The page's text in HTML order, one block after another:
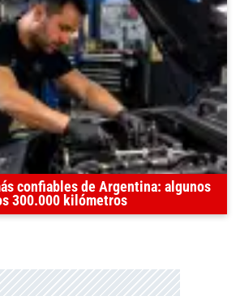
confiables de Argentina: algunos
300.000 kilómetros